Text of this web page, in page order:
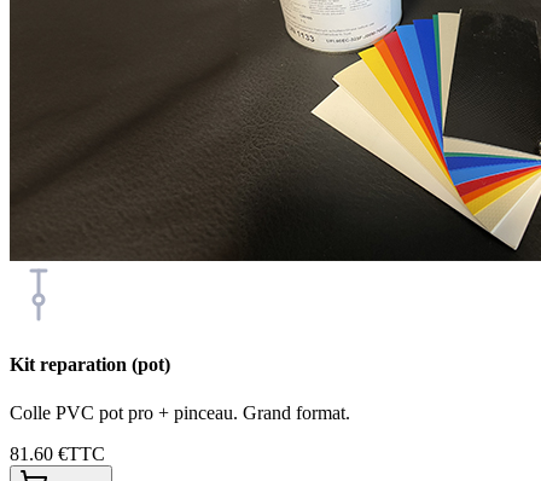
Kit reparation (pot)
Colle PVC pot pro + pinceau. Grand format.
81.60 €TTC